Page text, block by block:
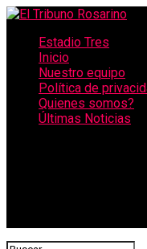
Estadio Tres
Inicio
Nuestro equipo
Política de
Quienes somos?
Últimas Noticias